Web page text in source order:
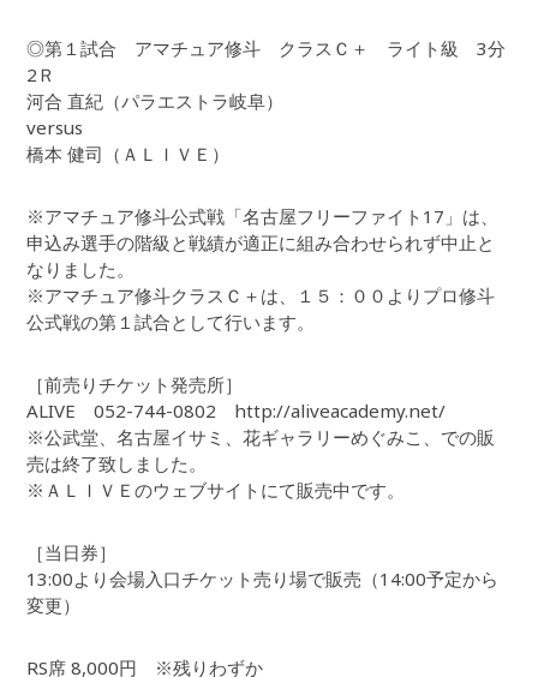
◎第１試合 アマチュア修斗 クラスＣ＋ ライト級 3分
2Ｒ
河合 直紀（パラエストラ岐阜）
versus
橋本 健司（ＡＬＩＶＥ）
※アマチュア修斗公式戦「名古屋フリーファイト17」は、
申込み選手の階級と戦績が適正に組み合わせられず中止と
なりました。
※アマチュア修斗クラスＣ＋は、１５：００よりプロ修斗
公式戦の第１試合として行います。
［前売りチケット発売所］
ALIVE 052-744-0802 http://aliveacademy.net/
※公武堂、名古屋イサミ、花ギャラリーめぐみこ、での販
売は終了致しました。
※ＡＬＩＶＥのウェブサイトにて販売中です。
［当日券］
13:00より会場入口チケット売り場で販売（14:00予定から
変更）
RS席 8,000円 ※残りわずか